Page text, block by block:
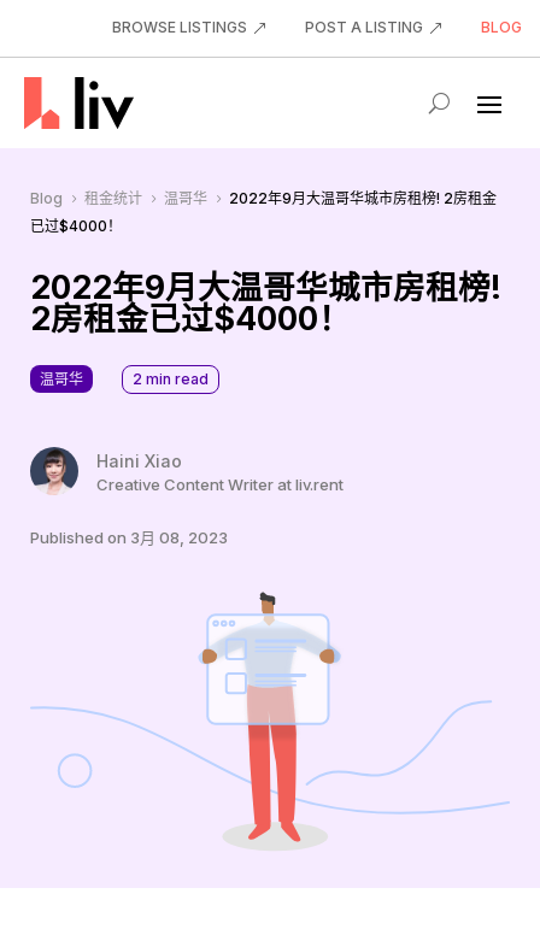
BROWSE LISTINGS POST A LISTING BLOG
Blog 5 租金统计 5 温哥华 5
2022年9月大温哥华城市房租榜! 2房租金
已过$4000！
2022年9月大温哥华城市房租榜!
2房租金已过$4000！
温哥华 2 min read
Haini Xiao
Creative Content Writer at liv.rent
Published on 3月 08, 2023